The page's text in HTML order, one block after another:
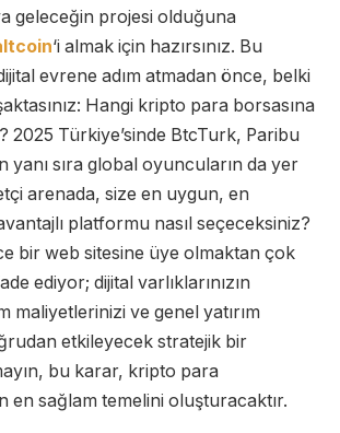
geleceğin projesi olduğuna
‘i almak için hazırsınız. Bu
evrene adım atmadan önce, belki
Hangi kripto para borsasına
2025 Türkiye’sinde BtcTurk, Paribu
yanı sıra global oyuncuların da yer
arenada, size en uygun, en
platformu nasıl seçeceksiniz?
bir web sitesine üye olmaktan çok
ediyor; dijital varlıklarınızın
maliyetlerinizi ve genel yatırım
etkileyecek stratejik bir
bu karar, kripto para
sağlam temelini oluşturacaktır.